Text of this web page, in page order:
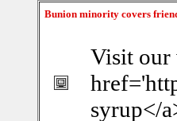
Bunion minority covers
Visit our
syrup</